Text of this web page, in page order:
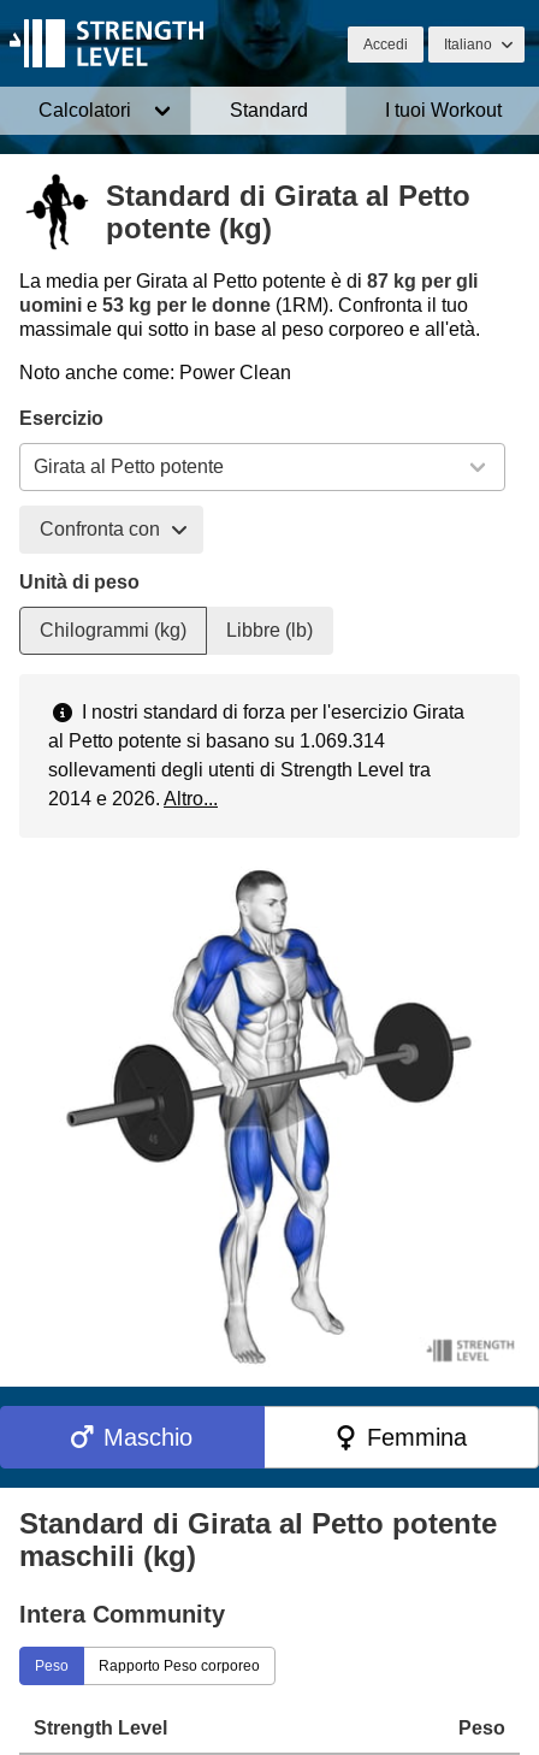
Accedi Italiano
Calcolatori Standard I tuoi Workout
Standard di Girata al Petto
potente (kg)
La media per Girata al Petto potente è di 87 kg per gli
uomini e 53 kg per le donne (1RM). Confronta il tuo
massimale qui sotto in base al peso corporeo e all'età.
Noto anche come: Power Clean
Esercizio
Confronta con
Unità di peso
Chilogrammi (kg) Libbre (lb)
I nostri standard di forza per l'esercizio Girata
al Petto potente si basano su 1.069.314
sollevamenti degli utenti di Strength Level tra
2014 e 2026. Altro...
Maschio Femmina
Standard di Girata al Petto potente
maschili (kg)
Intera Community
Peso Rapporto Peso corporeo
Strength Level Peso